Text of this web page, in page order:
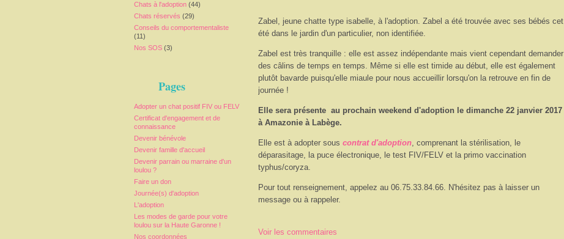
Chats à l'adoption (44)
Chats réservés (29)
Conseils du comportementaliste
(11)
Nos SOS (3)
Pages
Adopter un chat positif FIV ou FELV
Certificat d'engagement et de
connaissance
Devenir bénévole
Devenir famille d'accueil
Devenir parrain ou marraine d'un
loulou ?
Faire un don
Journée(s) d'adoption
L'adoption
Les modes de garde pour votre
loulou sur la Haute Garonne !
Nos coordonnées
Zabel, jeune chatte type isabelle, à l'adoption. Zabel a été trouvée avec ses bébés cet
été dans le jardin d'un particulier, non identifiée.
Zabel est très tranquille : elle est assez indépendante mais vient cependant demander
des câlins de temps en temps. Même si elle est timide au début, elle est également
plutôt bavarde puisqu'elle miaule pour nous accueillir lorsqu'on la retrouve en fin de
journée !
Elle sera présente au prochain weekend d'adoption le dimanche 22 janvier 2017
à Amazonie à Labège.
Elle est à adopter sous contrat d'adoption, comprenant la stérilisation, le
déparasitage, la puce électronique, le test FIV/FELV et la primo vaccination
typhus/coryza.
Pour tout renseignement, appelez au 06.75.33.84.66. N'hésitez pas à laisser un
message ou à rappeler.
Voir les commentaires